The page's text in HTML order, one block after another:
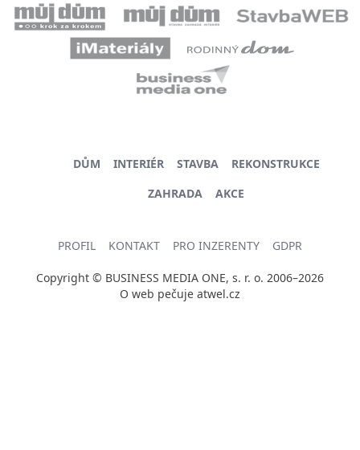
DŮM INTERIÉR STAVBA
REKONSTRUKCE
ZAHRADA
AKCE
PROFIL KONTAKT PRO INZERENTY GDPR
Copyright © BUSINESS MEDIA ONE, s. r. o. 2006–2026